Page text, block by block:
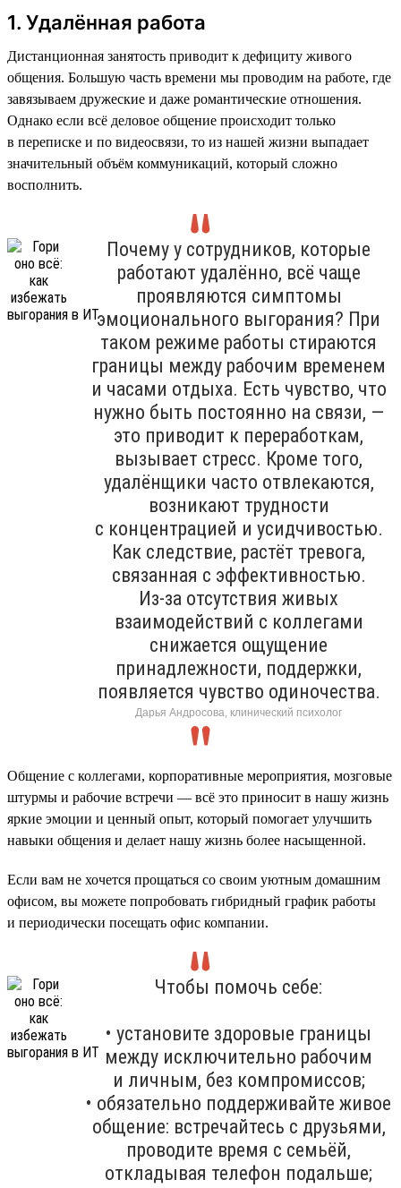
1. Удалённая работа
Дистанционная занятость приводит к дефициту живого
общения. Большую часть времени мы проводим на работе, где
завязываем дружеские и даже романтические отношения.
Однако если всё деловое общение происходит только
в переписке и по видеосвязи, то из нашей жизни выпадает
значительный объём коммуникаций, который сложно
восполнить.
Почему у сотрудников, которые
работают удалённо, всё чаще
проявляются симптомы
эмоционального выгорания? При
таком режиме работы стираются
границы между рабочим временем
и часами отдыха. Есть чувство, что
нужно быть постоянно на связи, —
это приводит к переработкам,
вызывает стресс. Кроме того,
удалёнщики часто отвлекаются,
возникают трудности
с концентрацией и усидчивостью.
Как следствие, растёт тревога,
связанная с эффективностью.
Из-за отсутствия живых
взаимодействий с коллегами
снижается ощущение
принадлежности, поддержки,
появляется чувство одиночества.
Дарья Андросова, клинический психолог
Общение с коллегами, корпоративные мероприятия, мозговые
штурмы и рабочие встречи — всё это приносит в нашу жизнь
яркие эмоции и ценный опыт, который помогает улучшить
навыки общения и делает нашу жизнь более насыщенной.
Если вам не хочется прощаться со своим уютным домашним
офисом, вы можете попробовать гибридный график работы
и периодически посещать офис компании.
Чтобы помочь себе:
• установите здоровые границы
между исключительно рабочим
и личным, без компромиссов;
• обязательно поддерживайте живое
общение: встречайтесь с друзьями,
проводите время с семьёй,
откладывая телефон подальше;